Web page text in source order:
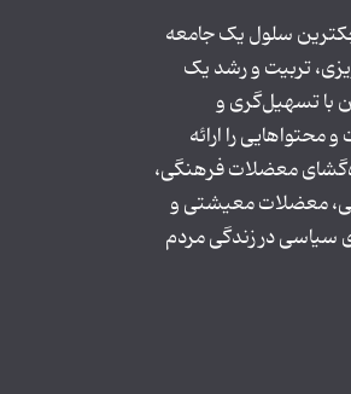
سلول یک جامعه
تربیت و رشد یک
با تسهیل‌گری و
محتواهایی را ارائه
معضلات فرهنگی،
معضلات معیشتی و
در زندگی مردم